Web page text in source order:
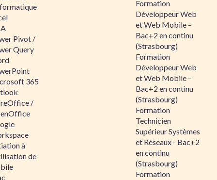
Pivot /
Query
365
/
à
de
Formation
Développeur Web
et Web Mobile –
Bac+2 en continu
(Strasbourg)
Formation
Développeur Web
et Web Mobile –
Bac+2 en continu
(Strasbourg)
Formation
Technicien
Supérieur Systèmes
et Réseaux - Bac+2
en continu
(Strasbourg)
Formation